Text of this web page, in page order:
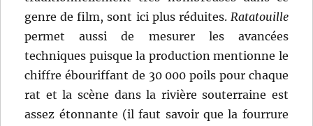
genre de film, sont ici plus réduites. Ratatouille
permet aussi de mesurer les avancées
techniques puisque la production mentionne le
chiffre ébouriffant de 30 000 poils pour chaque
rat et la scène dans la rivière souterraine est
assez étonnante (il faut savoir que la fourrure